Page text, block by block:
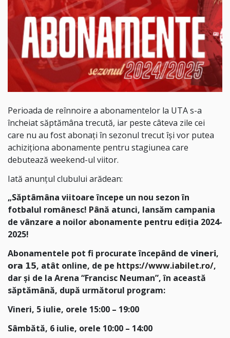
Perioada de reînnoire a abonamentelor la UTA s-a
încheiat săptămâna trecută, iar peste câteva zile cei
care nu au fost abonați în sezonul trecut își vor putea
achiziționa abonamente pentru stagiunea care
debutează weekend-ul viitor.
Iată anunțul clubului arădean:
„Săptâmâna viitoare începe un nou sezon în
fotbalul românesc! Până atunci, lansăm campania
de vânzare a noilor abonamente pentru ediția 2024-
2025!
Abonamentele pot fi procurate începând de 𝘃𝗶𝗻𝗲𝗿𝗶,
𝗼𝗿𝗮 𝟭𝟱, atât online, de pe https://www.iabilet.ro/,
dar și de la Arena “Francisc Neuman”, în această
săptămână, după următorul program:
Vineri, 5 iulie, orele 15:00 – 19:00
Sâmbătă, 6 iulie, orele 10:00 – 14:00